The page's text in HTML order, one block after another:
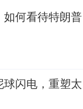
棚
归
何看待特朗普
闪电，重塑太